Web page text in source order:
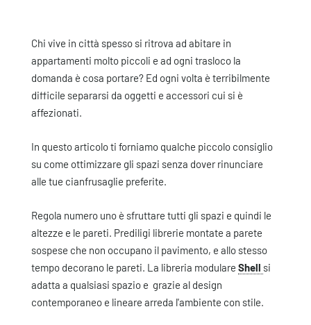
Chi vive in città spesso si ritrova ad abitare in
appartamenti molto piccoli e ad ogni trasloco la
domanda è cosa portare? Ed ogni volta è terribilmente
difficile separarsi da oggetti e accessori cui si è
affezionati.
In questo articolo ti forniamo qualche piccolo consiglio
su come ottimizzare gli spazi senza dover rinunciare
alle tue cianfrusaglie preferite.
Regola numero uno è sfruttare tutti gli spazi e quindi le
altezze e le pareti. Prediligi librerie montate a parete
sospese che non occupano il pavimento, e allo stesso
tempo decorano le pareti. La libreria modulare Shell si
adatta a qualsiasi spazio e grazie al design
contemporaneo e lineare arreda l'ambiente con stile.